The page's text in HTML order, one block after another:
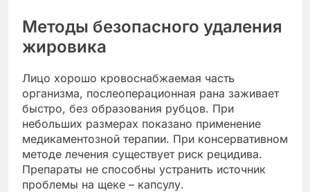
Методы безопасного удаления
жировика
Лицо хорошо кровоснабжаемая часть
организма, послеоперационная рана заживает
быстро, без образования рубцов. При
небольших размерах показано применение
медикаментозной терапии. При консервативном
методе лечения существует риск рецидива.
Препараты не способны устранить источник
проблемы на щеке – капсулу.